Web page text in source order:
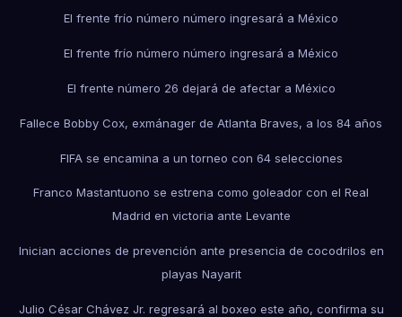
El frente frío número número ingresará a México
El frente frío número número ingresará a México
El frente número 26 dejará de afectar a México
Fallece Bobby Cox, exmánager de Atlanta Braves, a los 84 años
FIFA se encamina a un torneo con 64 selecciones
Franco Mastantuono se estrena como goleador con el Real
Madrid en victoria ante Levante
Inician acciones de prevención ante presencia de cocodrilos en
playas Nayarit
Julio César Chávez Jr. regresará al boxeo este año, confirma su